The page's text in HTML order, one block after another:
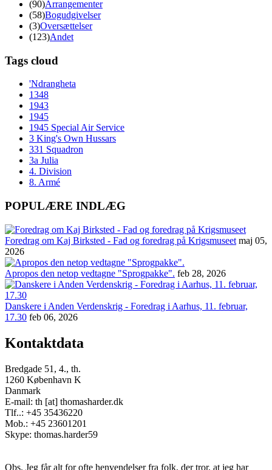
(90)Arrangementer
(58)Bogudgivelser
(3)Oversættelser
(123)Andet
Tags cloud
'Ndrangheta
1348
1943
1945
1945 Special Air Service
3 King's Own Hussars
331 Squadron
3a Julia
4. Division
8. Armé
POPULÆRE INDLÆG
Foredrag om Kaj Birksted - Fad og foredrag på Krigsmuseet maj 05,
2026
Apropos den netop vedtagne "Sprogpakke". feb 28, 2026
Danskere i Anden Verdenskrig - Foredrag i Aarhus, 11. februar,
17.30 feb 06, 2026
Kontaktdata
Bredgade 51, 4., th.
1260 København K
Danmark
E-mail: th [at] thomasharder.dk
Tlf..: +45 35436220
Mob.: +45 23601201
Skype: thomas.harder59
Obs. Jeg får alt for ofte henvendelser fra folk, der tror, at jeg har